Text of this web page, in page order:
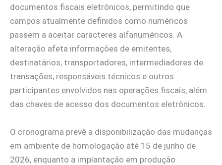
documentos fiscais eletrônicos, permitindo que
campos atualmente definidos como numéricos
passem a aceitar caracteres alfanuméricos. A
alteração afeta informações de emitentes,
destinatários, transportadores, intermediadores de
transações, responsáveis técnicos e outros
participantes envolvidos nas operações fiscais, além
das chaves de acesso dos documentos eletrônicos.
O cronograma prevê a disponibilização das mudanças
em ambiente de homologação até 15 de junho de
2026, enquanto a implantação em produção